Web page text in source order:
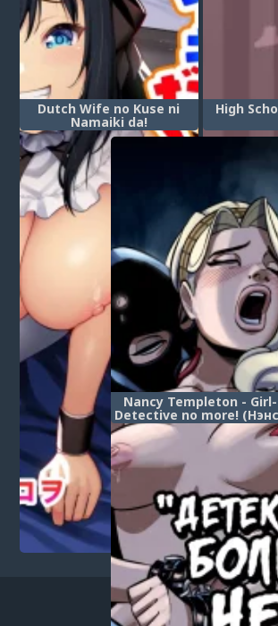
Dutch Wife no Kuse ni
Namaiki da!
High
Nancy Templeton - Girl-
Detective no more!
Темплтон -
больше нет!)
1 ... 7 8 9 10 11
15 16